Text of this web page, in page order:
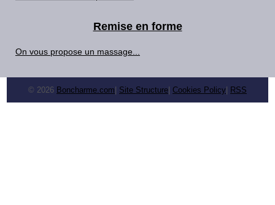
Remise en forme
On vous propose un massage...
© 2026 Boncharme.com Site Structure Cookies Policy RSS